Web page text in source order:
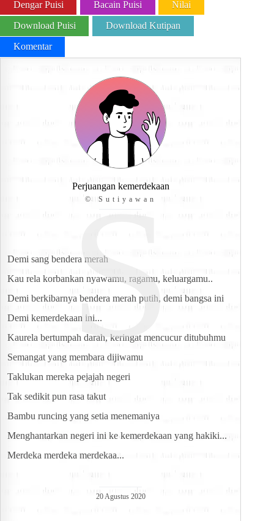
Dengar Puisi Bacain Puisi Nilai
Download Puisi Download Kutipan
Komentar
S
Perjuangan kemerdekaan
© Sutiyawan
Demi sang bendera merah
Kau rela korbankan nyawamu, ragamu, keluargamu..
Demi berkibarnya bendera merah putih, demi bangsa ini
Demi kemerdekaan ini...
Kaurela bertumpah darah, keringat mencucur ditubuhmu
Semangat yang membara dijiwamu
Taklukan mereka pejajah negeri
Tak sedikit pun rasa takut
Bambu runcing yang setia menemaniya
Menghantarkan negeri ini ke kemerdekaan yang hakiki...
Merdeka merdeka merdekaa...
20 Agustus 2020